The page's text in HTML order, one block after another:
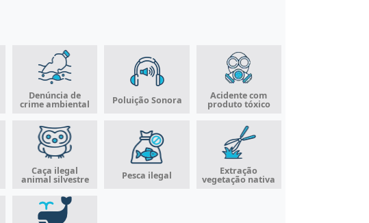
Denúncia de
crime ambiental Poluição Sonora Acidente com
produto tóxico
Caça ilegal
animal silvestre Pesca ilegal Extração
vegetação nativa